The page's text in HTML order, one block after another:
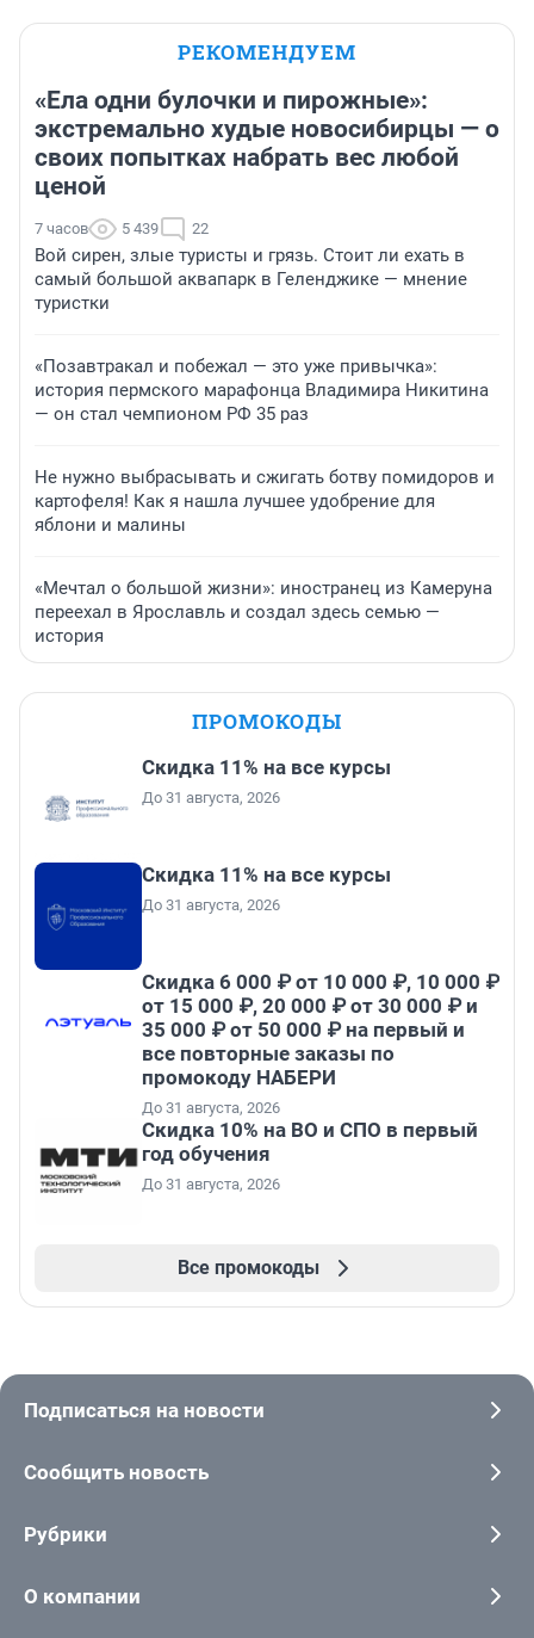
РЕКОМЕНДУЕМ
«Ела одни булочки и пирожные»:
экстремально худые новосибирцы — о
своих попытках набрать вес любой
ценой
7 часов 5 439 22
Вой сирен, злые туристы и грязь. Стоит ли ехать в
самый большой аквапарк в Геленджике — мнение
туристки
«Позавтракал и побежал — это уже привычка»:
история пермского марафонца Владимира Никитина
— он стал чемпионом РФ 35 раз
Не нужно выбрасывать и сжигать ботву помидоров и
картофеля! Как я нашла лучшее удобрение для
яблони и малины
«Мечтал о большой жизни»: иностранец из Камеруна
переехал в Ярославль и создал здесь семью —
история
ПРОМОКОДЫ
Скидка 11% на все курсы
До 31 августа, 2026
Скидка 11% на все курсы
До 31 августа, 2026
Скидка 6 000 ₽ от 10 000 ₽, 10 000 ₽
от 15 000 ₽, 20 000 ₽ от 30 000 ₽ и
35 000 ₽ от 50 000 ₽ на первый и
все повторные заказы по
промокоду НАБЕРИ
До 31 августа, 2026
Скидка 10% на ВО и СПО в первый
год обучения
До 31 августа, 2026
Все промокоды
Подписаться на новости
Сообщить новость
Рубрики
О компании